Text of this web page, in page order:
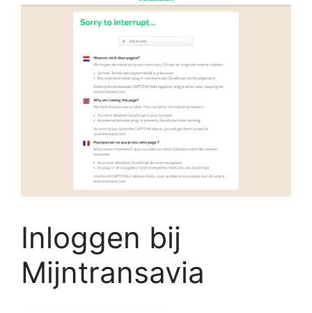
Inloggen bij
Mijntransavia